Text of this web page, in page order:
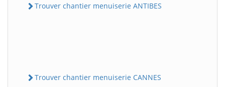
Trouver chantier menuiserie ANTIBES
Trouver chantier menuiserie CANNES